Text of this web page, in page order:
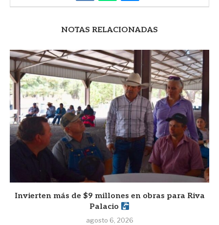
NOTAS RELACIONADAS
Invierten más de $9 millones en obras para Riva
Palacio
agosto 6, 2026